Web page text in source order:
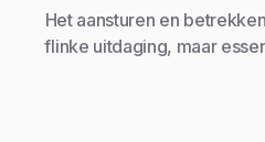
Het aansturen en
flinke uitdaging, maar